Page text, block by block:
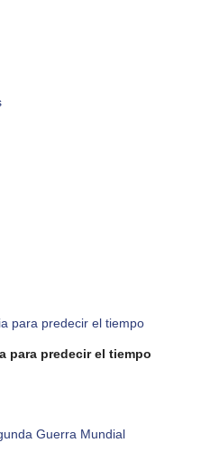
para predecir el tiempo